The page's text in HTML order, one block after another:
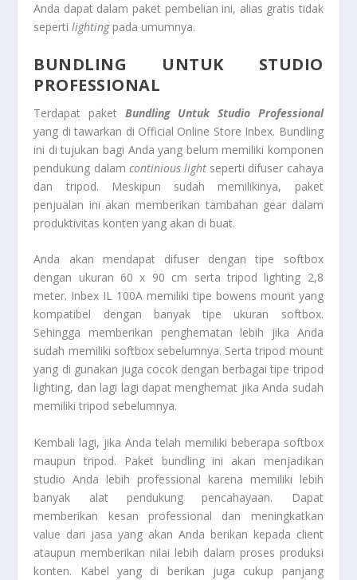
Anda dapat dalam paket pembelian ini, alias gratis tidak
sepertilightingpada umumnya.
BUNDLING UNTUK STUDIO
PROFESSIONAL
Terdapat paket Bundling Untuk Studio Professional
yang di tawarkan di Official Online Store Inbex. Bundling
ini di tujukan bagi Anda yang belum memiliki komponen
pendukung dalam continious light seperti difuser cahaya
dan tripod. Meskipun sudah memilikinya, paket
penjualan ini akan memberikan tambahan gear dalam
produktivitas konten yang akan di buat.
Anda akan mendapat difuser dengan tipe softbox
dengan ukuran 60 x 90 cm serta tripod lighting 2,8
meter. Inbex IL 100A memiliki tipe bowens mount yang
kompatibel dengan banyak tipe ukuran softbox.
Sehingga memberikan penghematan lebih jika Anda
sudah memiliki softbox sebelumnya. Serta tripod mount
yang di gunakan juga cocok dengan berbagai tipe tripod
lighting, dan lagi lagi dapat menghemat jika Anda sudah
memiliki tripod sebelumnya.
Kembali lagi, jika Anda telah memiliki beberapa softbox
maupun tripod. Paket bundling ini akan menjadikan
studio Anda lebih professional karena memiliki lebih
banyak alat pendukung pencahayaan. Dapat
memberikan kesan professional dan meningkatkan
value dari jasa yang akan Anda berikan kepada client
ataupun memberikan nilai lebih dalam proses produksi
konten. Kabel yang di berikan juga cukup panjang